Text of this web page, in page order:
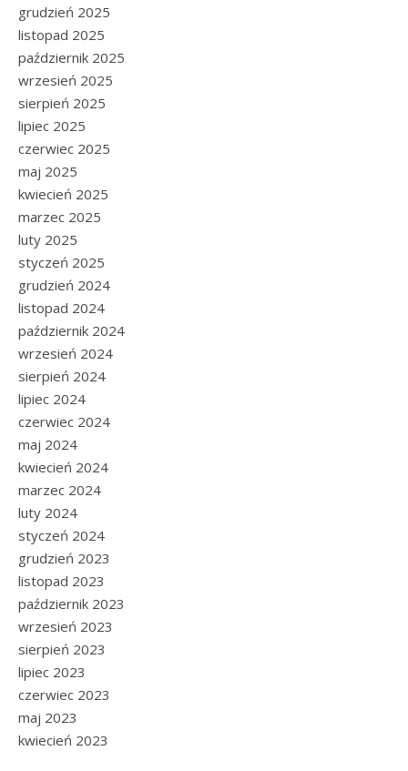
grudzień 2025
listopad 2025
październik 2025
wrzesień 2025
sierpień 2025
lipiec 2025
czerwiec 2025
maj 2025
kwiecień 2025
marzec 2025
luty 2025
styczeń 2025
grudzień 2024
listopad 2024
październik 2024
wrzesień 2024
sierpień 2024
lipiec 2024
czerwiec 2024
maj 2024
kwiecień 2024
marzec 2024
luty 2024
styczeń 2024
grudzień 2023
listopad 2023
październik 2023
wrzesień 2023
sierpień 2023
lipiec 2023
czerwiec 2023
maj 2023
kwiecień 2023